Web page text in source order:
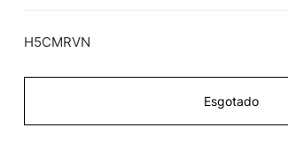
H5CMRVN
Esgotado